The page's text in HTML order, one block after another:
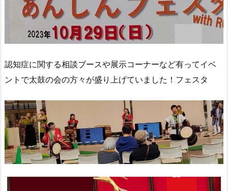
認知症に関する相談ブースや展示コーナーなど有ってイベ
ントで太鼓の会の方々が盛り上げていました！フェスタ